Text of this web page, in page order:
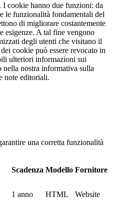
cookie hanno due funzioni: da
le funzionalità fondamentali del
di migliorare costantemente
esigenze. A tal fine vengono
degli utenti che visitano il
cookie può essere revocato in
ulteriori informazioni sui
nostra informativa sulla
note editoriali.
una corretta funzionalità
Scadenza Modello Fornitore
1 anno HTML Website